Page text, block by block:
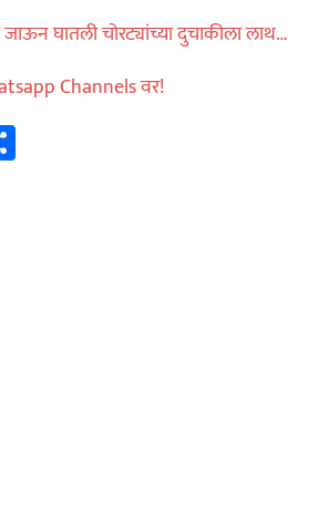
घातली चोरट्यांच्या दुचाकीला लाथ…
Channels वर!
Share